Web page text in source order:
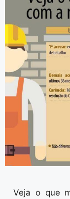
Veja o que